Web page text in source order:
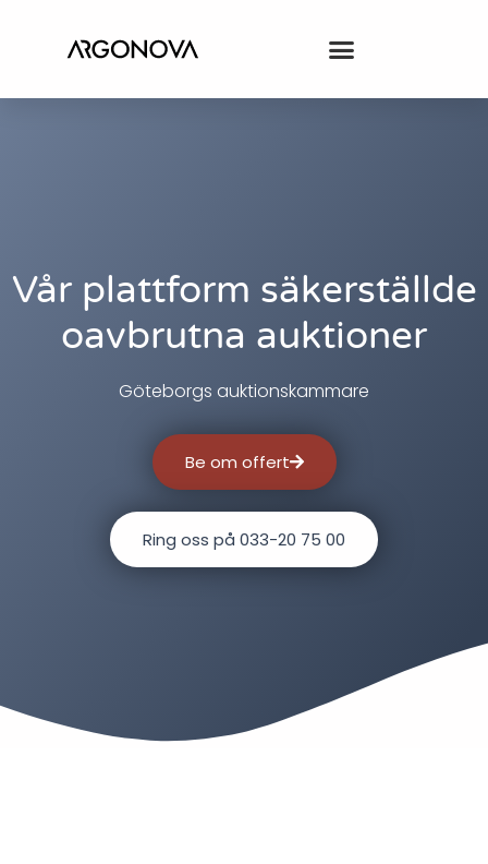
Vår plattform säkerställde
oavbrutna auktioner
Göteborgs auktionskammare
Be om offert
Ring oss på 033-20 75 00